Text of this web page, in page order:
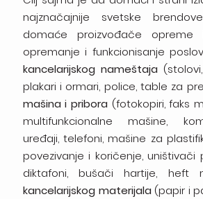
najznačajnije svetske
domaće proizvođače
opreme
opremanje i funkcionisanje
kancelarijskog nameštaja
plakari i ormari, police, table za
mašina i pribora (fotokopiri, faks
multifunkcionalne mašine,
uređaji, telefoni,mašine za
povezivanje i koričenje, uništivači
diktafoni, bušačihartije, heft
kancelarijskog materijala (papir i